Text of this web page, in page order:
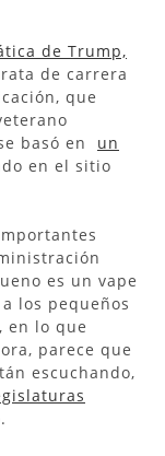
de Trump,
de carrera
que
basó en un
en el sitio
es un vape
los pequeños
en lo que
parece que
escuchando,